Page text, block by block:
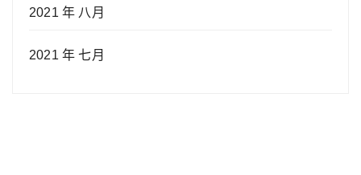
2021 年 八月
2021 年 七月